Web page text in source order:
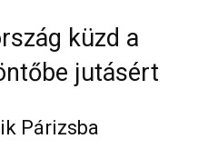
küzd a
jutásért
Párizsba